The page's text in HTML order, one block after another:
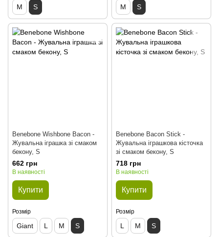
M S M S
Benebone Wishbone Bacon -
Жувальна іграшка зі смаком
бекону, S
662 грн
В наявності
Купити
Розмір
Giant L M S
Benebone Bacon Stick -
Жувальна іграшкова кісточка
зі смаком бекону, S
718 грн
В наявності
Купити
Розмір
L M S